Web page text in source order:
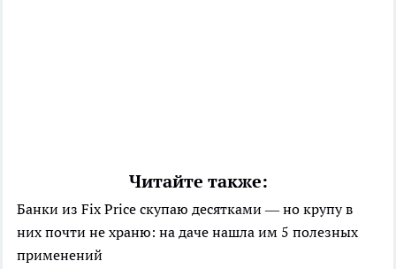
Читайте также:
Банки из Fix Price скупаю десятками — но крупу в
них почти не храню: на даче нашла им 5 полезных
применений